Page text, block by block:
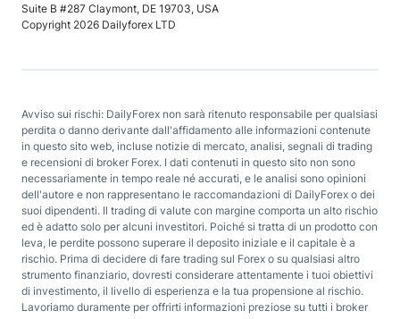
Suite B #287 Claymont, DE 19703, USA
Copyright 2026 Dailyforex LTD
Avviso sui rischi: DailyForex non sarà ritenuto responsabile per qualsiasi
perdita o danno derivante dall'affidamento alle informazioni contenute
in questo sito web, incluse notizie di mercato, analisi, segnali di trading
e recensioni di broker Forex. I dati contenuti in questo sito non sono
necessariamente in tempo reale né accurati, e le analisi sono opinioni
dell'autore e non rappresentano le raccomandazioni di DailyForex o dei
suoi dipendenti. Il trading di valute con margine comporta un alto rischio
ed è adatto solo per alcuni investitori. Poiché si tratta di un prodotto con
leva, le perdite possono superare il deposito iniziale e il capitale è a
rischio. Prima di decidere di fare trading sul Forex o su qualsiasi altro
strumento finanziario, dovresti considerare attentamente i tuoi obiettivi
di investimento, il livello di esperienza e la tua propensione al rischio.
Lavoriamo duramente per offrirti informazioni preziose su tutti i broker